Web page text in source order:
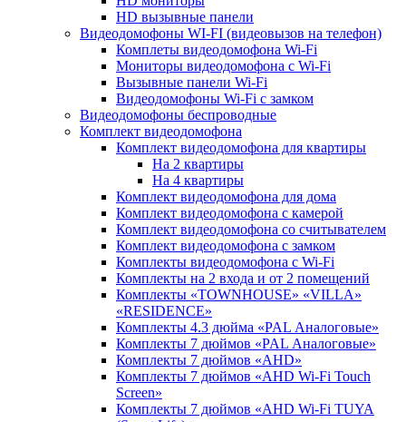
HD вызывные панели
Видеодомофоны WI-FI (видеовызов на телефон)
Комплеты видеодомофона Wi-Fi
Мониторы видеодомофона с Wi-Fi
Вызывные панели Wi-Fi
Видеодомофоны Wi-Fi с замком
Видеодомофоны беспроводные
Комплект видеодомофона
Комплект видеодомофона для квартиры
На 2 квартиры
На 4 квартиры
Комплект видеодомофона для дома
Комплект видеодомофона с камерой
Комплект видеодомофона со считывателем
Комплект видеодомофона c замком
Комплекты видеодомофона с Wi-Fi
Комплекты на 2 входа и от 2 помещений
Комплекты «TOWNHOUSE» «VILLA»
«RESIDENCE»
Комплекты 4.3 дюйма «PAL Аналоговые»
Комплекты 7 дюймов «PAL Аналоговые»
Комплекты 7 дюймов «AHD»
Комплекты 7 дюймов «AHD Wi-Fi Touch
Screen»
Комплекты 7 дюймов «AHD Wi-Fi TUYA